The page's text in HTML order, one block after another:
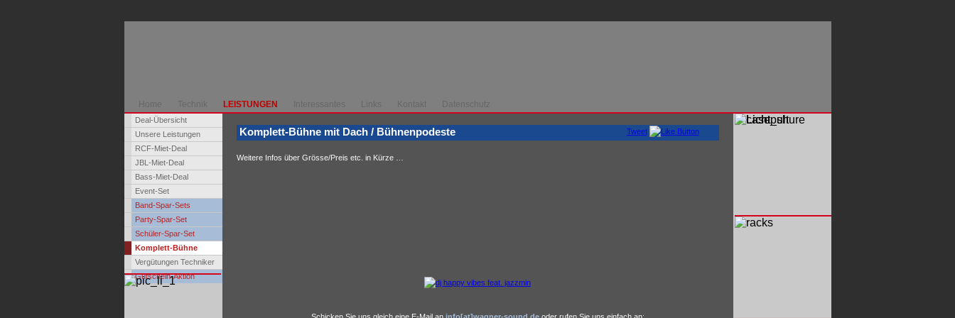
Home Technik LEISTUNGEN Interessantes Links Kontakt Datenschutz
Deal-Übersicht
Unsere Leistungen
RCF-Miet-Deal
JBL-Miet-Deal
Bass-Miet-Deal
Event-Set
Band-Spar-Sets
Party-Spar-Set
Schüler-Spar-Set
Komplett-Bühne
Vergütungen Techniker
Gutschein-Aktion
Komplett-Bühne mit Dach / Bühnenpodeste Tweet
Weitere Infos über Grösse/Preis etc. in Kürze …